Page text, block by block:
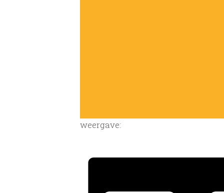
weergave: